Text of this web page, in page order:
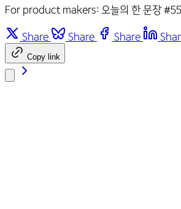
For product makers: 오늘의 한 문장 #55
Share Share Share
Copy link